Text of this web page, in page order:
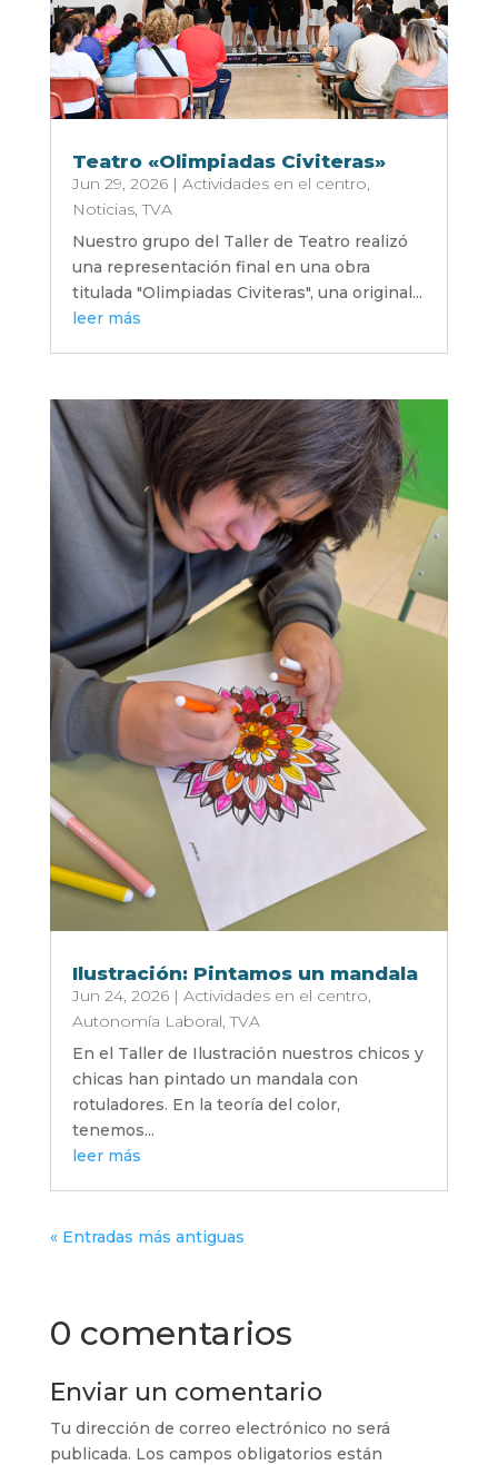
Teatro «Olimpiadas Civiteras»
Jun 29, 2026| Actividades en el centro,
Noticias,TVA
Nuestro grupo del Taller de Teatro realizó
una representación final en una obra
titulada "Olimpiadas Civiteras", una original...
leer más
Ilustración: Pintamos un mandala
Jun 24, 2026| Actividades en el centro,
Autonomía Laboral,TVA
En el Taller de Ilustración nuestros chicos y
chicas han pintado un mandala con
rotuladores. En la teoría del color,
tenemos...
leer más
« Entradas más antiguas
0 comentarios
Enviar un comentario
Tu dirección de correo electrónico no será
publicada. Los campos obligatorios están